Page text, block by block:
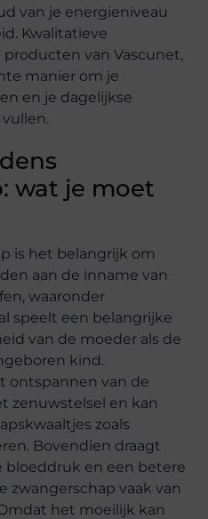
van je energieniveau
Kwalitatieve
van Vascunet,
manier om je
en je dagelijkse
wat je moet
is het belangrijk om
aan de inname van
waaronder
speelt een belangrijke
van de moeder als de
kind.
ontspannen van de
zenuwstelsel en kan
zoals
Bovendien draagt
bloeddruk en een betere
zwangerschap vaak van
het moeilijk kan